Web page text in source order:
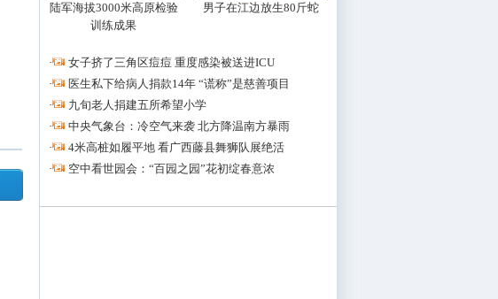
陆军海拔3000米高原检验
训练成果
男子在江边放生80斤蛇
·
女子挤了三角区痘痘 重度感染被送进ICU
·
医生私下给病人捐款14年 “谎称”是慈善项目
·
九旬老人捐建五所希望小学
·
中央气象台：冷空气来袭 北方降温南方暴雨
·
4米高桩如履平地 看广西藤县舞狮队展绝活
·
空中看世园会：“百园之园”花初绽春意浓